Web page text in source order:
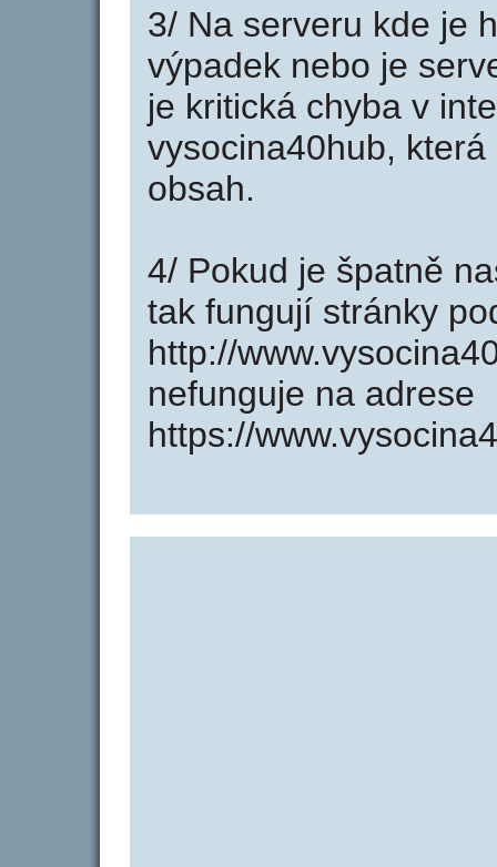
3/ Na serveru kde je
výpadek nebo je
je kritická chyba v
vysocina40hub,
obsah.
4/ Pokud je špatně
tak fungují stránky
http://
nefunguje na adrese
https://